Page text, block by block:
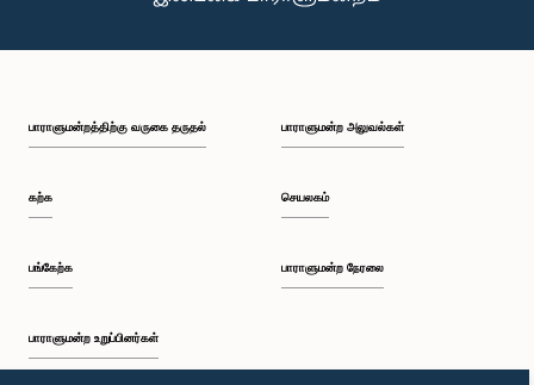
பாராளுமன்றத்திற்கு வருகை தருதல்
கற்க
பங்கேற்க
பாராளுமன்ற உறுப்பினர்கள்
பாராளுமன்ற அலுவல்கள்
செயலகம்
பாராளுமன்ற நேரலை